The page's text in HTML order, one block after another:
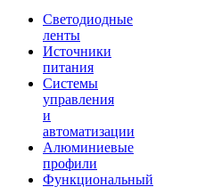
Светодиодные
ленты
Источники
питания
Системы
управления
и
автоматизации
Алюминиевые
профили
Функциональный